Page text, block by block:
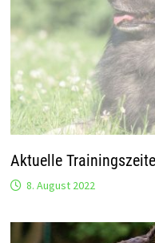
Aktuelle
8. August 2022